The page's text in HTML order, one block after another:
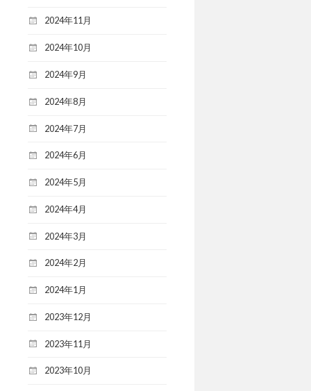
2024年11月
2024年10月
2024年9月
2024年8月
2024年7月
2024年6月
2024年5月
2024年4月
2024年3月
2024年2月
2024年1月
2023年12月
2023年11月
2023年10月